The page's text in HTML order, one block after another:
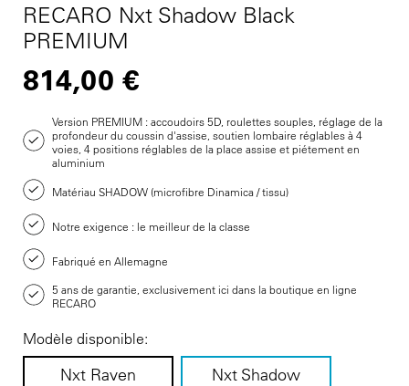
RECARO Nxt Shadow Black
PREMIUM
814,00 €
Version PREMIUM : accoudoirs 5D, roulettes souples, réglage de la
profondeur du coussin d'assise, soutien lombaire réglables à 4
voies, 4 positions réglables de la place assise et piétement en
aluminium
Matériau SHADOW (microfibre Dinamica / tissu)
Notre exigence : le meilleur de la classe
Fabriqué en Allemagne
5 ans de garantie, exclusivement ici dans la boutique en ligne
RECARO
Modèle disponible:
Nxt Raven Nxt Shadow